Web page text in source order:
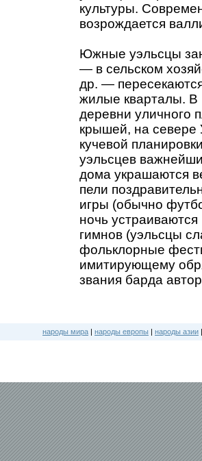
культуры.
возрождается
Южные уэльсцы
— в сельском
др. —
жилые кварталы. В
деревни уличного
крышей, на севере
кучевой
уэльсцев
дома украшаются
пели
игры (обычно
ночь
гимнов (уэльсцы
фольклорные
имитирующему
звания барда
народы мира | народы европы | народы азии